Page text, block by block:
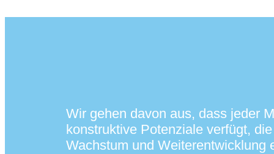
Wir gehen davon aus, dass jeder
konstruktive Potenziale verfügt,
Wachstum und Weiterentwicklung